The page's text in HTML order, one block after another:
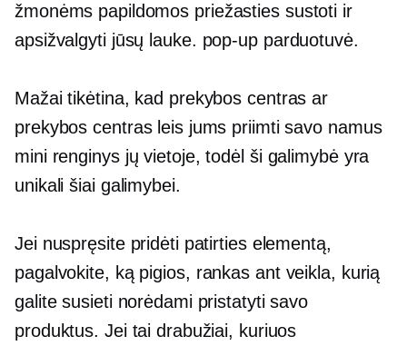
žmonėms papildomos priežasties sustoti ir
apsižvalgyti jūsų lauke. pop-upparduotuvė.
Mažai tikėtina, kad prekybos centras ar
prekybos centras leis jums priimti savo namus
mini renginysjų vietoje, todėl ši galimybė yra
unikali šiai galimybei.
Jei nuspręsite pridėti patirties elementą,
pagalvokite, ką pigios, rankas antveikla, kurią
galite susieti norėdami pristatyti savo
produktus. Jei tai drabužiai, kuriuos